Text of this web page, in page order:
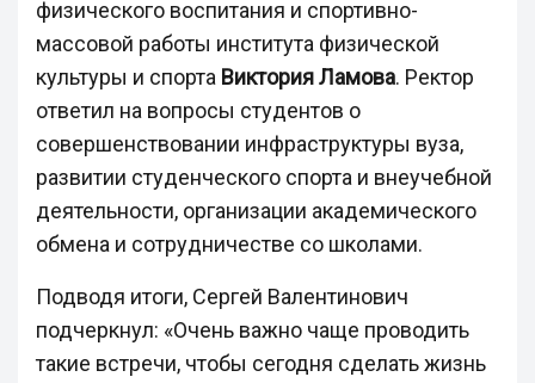
физического воспитания и спортивно-
массовой работы института физической
культуры и спорта Виктория Ламова. Ректор
ответил на вопросы студентов о
совершенствовании инфраструктуры вуза,
развитии студенческого спорта и внеучебной
деятельности, организации академического
обмена и сотрудничестве со школами.
Подводя итоги, Сергей Валентинович
подчеркнул: «Очень важно чаще проводить
такие встречи, чтобы сегодня сделать жизнь